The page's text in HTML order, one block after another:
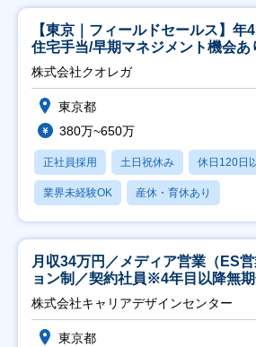
【東京｜フィールドセールス】年
住宅手当/早期マネジメント機会あ
株式会社クオレガ
東京都
380万~650万
正社員採用 土日祝休み 休日120日
業界未経験OK 産休・育休あり
月収34万円／メディア営業（ES
ョン制／契約社員※4年目以降無
株式会社キャリアデザインセンター
東京都